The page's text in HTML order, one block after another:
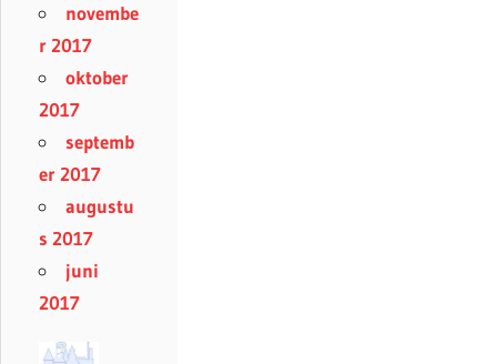
novembe
r 2017
oktober
2017
septemb
er 2017
augustu
s 2017
juni
2017